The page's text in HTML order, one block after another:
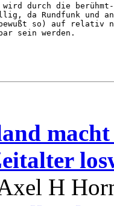
wird durch die
da Rundfunk und
so) auf relativ
sein werden.
H